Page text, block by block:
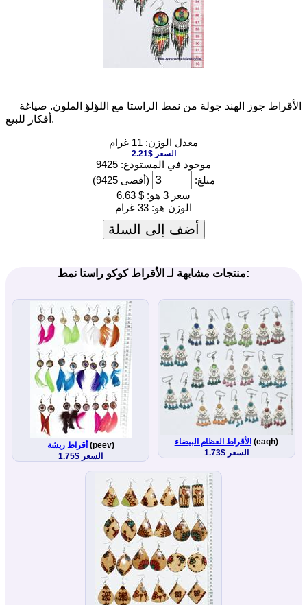
الأقراط جوز الهند جولة من نمط الراستا مع اللؤلؤ الملون. صياغة
أفكار للبيع.
معدل الوزن: 11 غرام
السعر $2.21
موجود في المستودع: 9425
مبلغ:
(أقصى 9425)
سعر 3 هو:
$ 6.63
الوزن هو: 33 غرام
أضف إلى السلة
منتجات مشابهة لـ الأقراط كوكو راستا نمط:
أقراط ريشة (peev)
السعر $1.75
الأقراط العظام البيضاء(eaqh)
السعر $1.73